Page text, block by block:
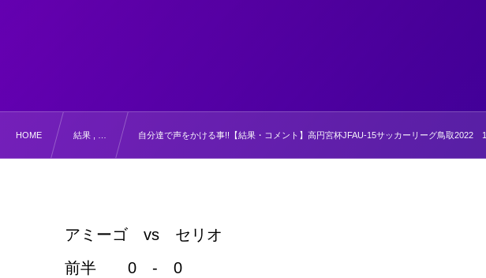
HOME 結果 , … 自分達で声をかける事!!【結果・コメント】高円宮杯JFAU-15サッカーリーグ鳥取
アミーゴ vs セリオ
前半 0 - 0